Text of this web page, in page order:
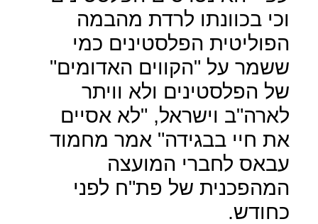
וכי בכוונתו לרדת מהבמה
הפוליטית הפלסטינים כמי
ששמר על "הקווים האדומים"
של הפלסטינים ולא וויתר
לארה"ב וישראל, "לא אסיים
את חיי בבגידה" אמר מחמוד
עבאס לחברי המועצה
המהפכנית של פת"ח לפני
כחודש.